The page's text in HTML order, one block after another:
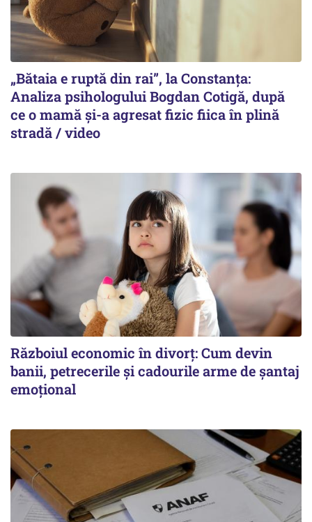
„Bătaia e ruptă din rai”, la Constanța:
Analiza psihologului Bogdan Cotigă, după
ce o mamă și-a agresat fizic fiica în plină
stradă / video
Războiul economic în divorț: Cum devin
banii, petrecerile și cadourile arme de șantaj
emoțional